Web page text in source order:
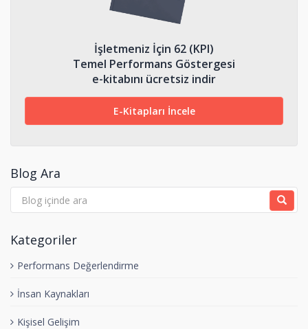
İşletmeniz İçin 62 (KPI)
Temel Performans Göstergesi
e-kitabını ücretsiz indir
E-Kitapları İncele
Blog Ara
Kategoriler
Performans Değerlendirme
İnsan Kaynakları
Kişisel Gelişim